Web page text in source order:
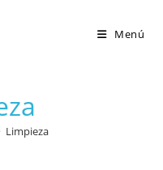
Menú
Limpieza